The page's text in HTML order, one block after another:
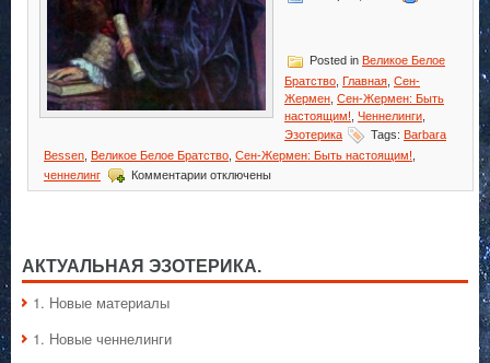
Posted in Великое Белое
Братство Главная Сен-
Жермен Сен-Жермен: Быть
настоящим! Ченнелинги
Эзотерика
Tags: Barbara
Bessen Великое Белое Братство Сен-Жермен: Быть настоящим!
ченнелинг
Комментариик
записи
настоящим!
отключены
АКТУАЛЬНАЯ ЭЗОТЕРИКА.
1. Hовые материалы
1. Hовые ченнелинги